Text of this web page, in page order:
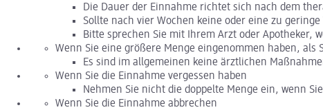
Die Dauer der Einnahme richtet sich nach dem
Sollte nach vier Wochen keine oder eine zu
Bitte sprechen Sie mit Ihrem Arzt oder Apotheker,
Wenn Sie eine größere Menge eingenommen haben, als
Es sind im allgemeinen keine ärztlichen
Wenn Sie die Einnahme vergessen haben
Nehmen Sie nicht die doppelte Menge ein, wenn
Wenn Sie die Einnahme abbrechen